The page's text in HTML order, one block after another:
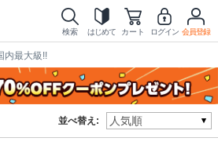
検索 はじめて カート ログイン 会員登録
内最大級!!
並べ替え: